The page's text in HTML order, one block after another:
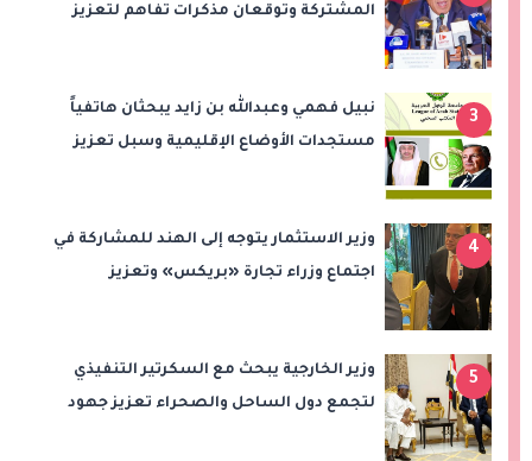
المشتركة وتوقعان مذكرات تفاهم لتعزيز
3
نبيل فهمي وعبدالله بن زايد يبحثان هاتفياً
مستجدات الأوضاع الإقليمية وسبل تعزيز
4
وزير الاستثمار يتوجه إلى الهند للمشاركة في
اجتماع وزراء تجارة «بريكس» وتعزيز
5
وزير الخارجية يبحث مع السكرتير التنفيذي
لتجمع دول الساحل والصحراء تعزيز جهود